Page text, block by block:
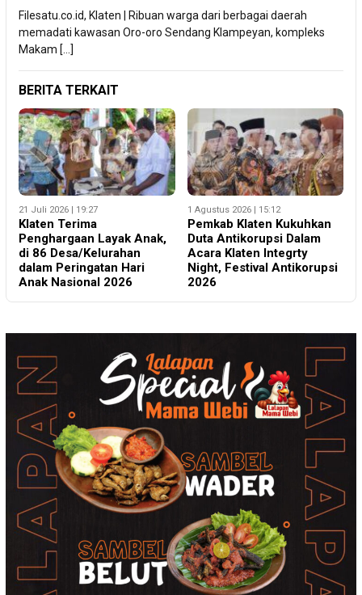
Filesatu.co.id, Klaten | Ribuan warga dari berbagai daerah
memadati kawasan Oro-oro Sendang Klampeyan, kompleks
Makam […]
BERITA TERKAIT
21 Juli 2026 | 19:27
Klaten Terima
Penghargaan Layak Anak,
di 86 Desa/Kelurahan
dalam Peringatan Hari
Anak Nasional 2026
1 Agustus 2026 | 15:12
Pemkab Klaten Kukuhkan
Duta Antikorupsi Dalam
Acara Klaten Integrty
Night, Festival Antikorupsi
2026